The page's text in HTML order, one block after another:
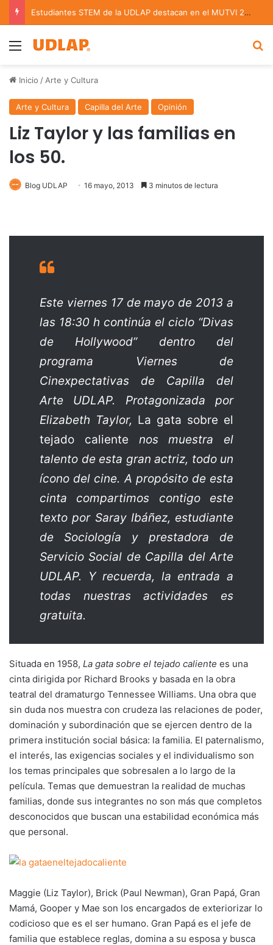
Estudiantes STEM de la UDLAP destacan en el MUTVI 2026
Menu
Inicio / Arte y Cultura
Arte y Cultura Capilla del Arte Opinión
Liz Taylor y las familias en
los 50.
Blog UDLAP 16 mayo, 2013 3 minutos de lectura
Este viernes 17 de mayo de 2013 a
las 18:30 h continúa el ciclo “Divas
de Hollywood” dentro del
programa Viernes de
Cinexpectativas de Capilla del
Arte UDLAP. Protagonizada por
Elizabeth Taylor, La gata sobre el
tejado caliente nos muestra el
talento de esta gran actriz, todo un
ícono del cine. A propósito de esta
cinta
compartimos contigo este
texto por Saray Ibáñez, estudiante
de Sociología y prestadora de
Servicio Social de Capilla del Arte
UDLAP. Y recuerda, la entrada a
todas nuestras actividades es
gratuita.
Situada en 1958, La gata sobre el tejado caliente es una
cinta dirigida por Richard Brooks y basada en la obra
teatral del dramaturgo Tennessee Williams. Una obra que
sin duda nos muestra con crudeza las relaciones de poder,
dominación y subordinación que se ejercen dentro de la
primera institución social básica: la familia. El paternalismo,
el interés, las exigencias sociales y el individualismo son
los temas principales que sobresalen a lo largo de la
película. Temas que demuestran la realidad de muchas
familias, donde sus integrantes no son más que completos
desconocidos que buscan una estabilidad económica más
que personal.
Maggie (Liz Taylor), Brick (Paul Newman), Gran Papá, Gran
Mamá, Gooper y Mae son los encargados de exteriorizar lo
codicioso que es el ser humano. Gran Papá es el jefe de
familia que establece reglas, domina a su esposa y busca